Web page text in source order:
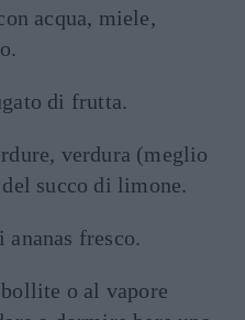
acqua, miele,
di frutta.
verdura (meglio
succo di limone.
ananas fresco.
o al vapore